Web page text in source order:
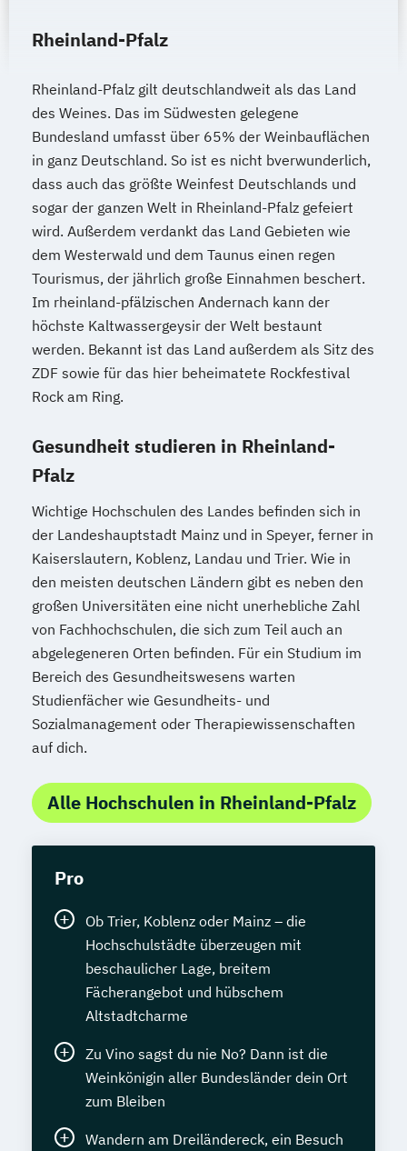
Rheinland-Pfalz
Rheinland-Pfalz gilt deutschlandweit als das Land
des Weines. Das im Südwesten gelegene
Bundesland umfasst über 65% der Weinbauflächen
in ganz Deutschland. So ist es nicht bverwunderlich,
dass auch das größte Weinfest Deutschlands und
sogar der ganzen Welt in Rheinland-Pfalz gefeiert
wird. Außerdem verdankt das Land Gebieten wie
dem Westerwald und dem Taunus einen regen
Tourismus, der jährlich große Einnahmen beschert.
Im rheinland-pfälzischen Andernach kann der
höchste Kaltwassergeysir der Welt bestaunt
werden. Bekannt ist das Land außerdem als Sitz des
ZDF sowie für das hier beheimatete Rockfestival
Rock am Ring.
Gesundheit studieren in Rheinland-
Pfalz
Wichtige Hochschulen des Landes befinden sich in
der Landeshauptstadt Mainz und in Speyer, ferner in
Kaiserslautern, Koblenz, Landau und Trier. Wie in
den meisten deutschen Ländern gibt es neben den
großen Universitäten eine nicht unerhebliche Zahl
von Fachhochschulen, die sich zum Teil auch an
abgelegeneren Orten befinden. Für ein Studium im
Bereich des Gesundheitswesens warten
Studienfächer wie Gesundheits- und
Sozialmanagement oder Therapiewissenschaften
auf dich.
Alle Hochschulen in Rheinland-Pfalz
Pro
Ob Trier, Koblenz oder Mainz – die
Hochschulstädte überzeugen mit
beschaulicher Lage, breitem
Fächerangebot und hübschem
Altstadtcharme
Zu Vino sagst du nie No? Dann ist die
Weinkönigin aller Bundesländer dein Ort
zum Bleiben
Wandern am Dreiländereck, ein Besuch